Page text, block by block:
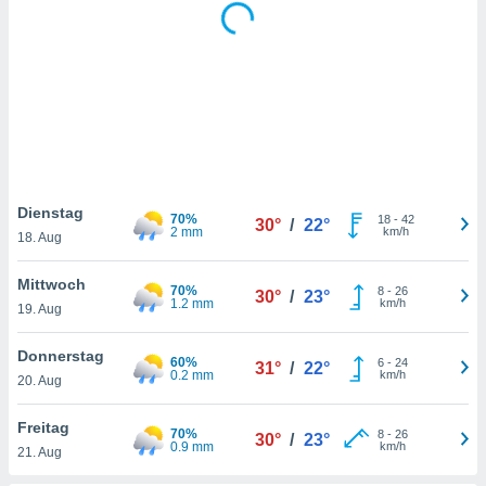
können
von
und
Sie
klicken.
und
Dienstag
18. Aug
70%
2 mm
30° / 22° 18- 42
km/h
Mittwoch
19. Aug
70%
1.2 mm
30° / 23° 8- 26
km/h
Donnerstag
20. Aug
60%
0.2 mm
31° / 22° 6- 24
km/h
Freitag
21. Aug
70%
0.9 mm
30° / 23° 8- 26
km/h